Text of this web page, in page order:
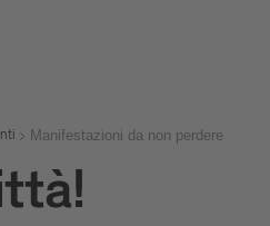
Manifestazioni da non perdere